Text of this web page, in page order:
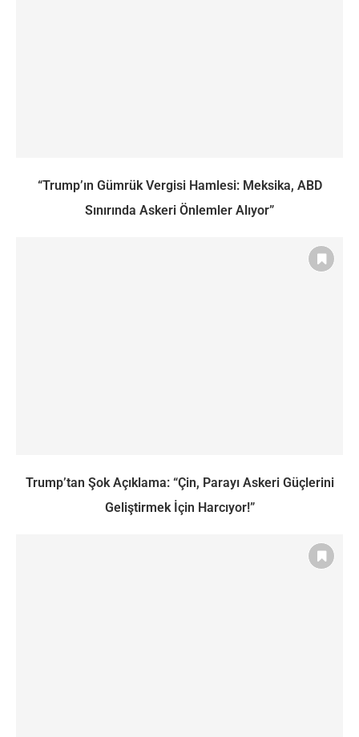
“Trump’ın Gümrük Vergisi Hamlesi: Meksika, ABD
Sınırında Askeri Önlemler Alıyor”
Trump’tan Şok Açıklama: “Çin, Parayı Askeri Güçlerini
Geliştirmek İçin Harcıyor!”